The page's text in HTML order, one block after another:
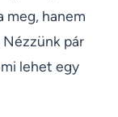
meg, hanem
pár
lehet egy